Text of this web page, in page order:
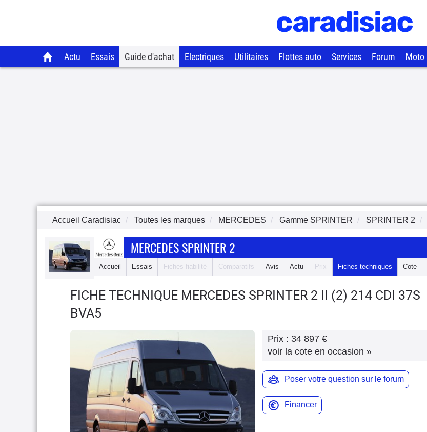
Actu Essais Guide d'achat Electriques Utilitaires Flottes auto Services Forum Moto
Accueil Caradisiac Toutes les marques MERCEDES Gamme SPRINTER SPRINTER 2
MERCEDES SPRINTER 2
Accueil Essais Fiches fiabilité Comparatifs Avis Actu Prix Fiches techniques Cote
FICHE TECHNIQUE MERCEDES SPRINTER 2 II (2) 214 CDI 37S
BVA5
Prix : 34 897 €
voir la cote en occasion »
Poser votre question sur le forum
Financer